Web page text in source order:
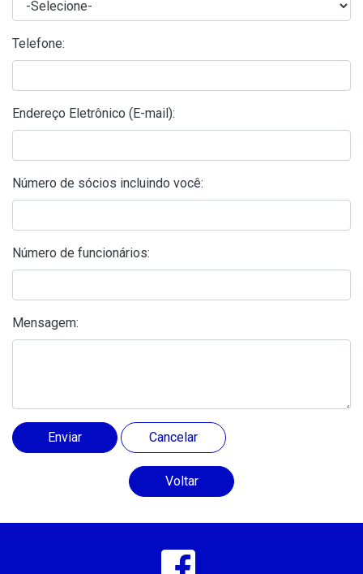
Telefone:
Endereço Eletrônico (E-mail):
Número de sócios incluindo você:
Número de funcionários:
Mensagem:
Voltar